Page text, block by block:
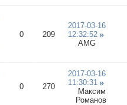
0 209
2017-03-16
12:32:52
AMG
0 270
2017-03-16
11:30:31
Максим
Романов